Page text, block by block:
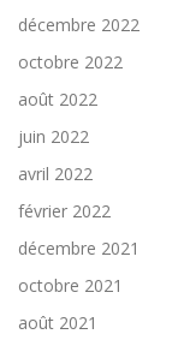
décembre 2022
octobre 2022
août 2022
juin 2022
avril 2022
février 2022
décembre 2021
octobre 2021
août 2021